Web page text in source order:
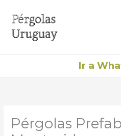
contenido
Ir a
Pérgolas